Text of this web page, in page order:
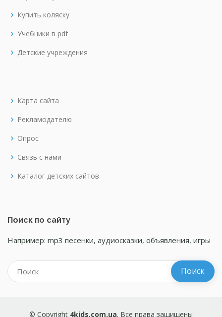
Купить коляску
Учебники в pdf
Детские учреждения
Карта сайта
Рекламодателю
Опрос
Связь с нами
Каталог детских сайтов
Поиск по сайту
Например: mp3 песенки, аудиосказки, объявления, игры
© Copyright 4kids.com.ua. Все права защищены